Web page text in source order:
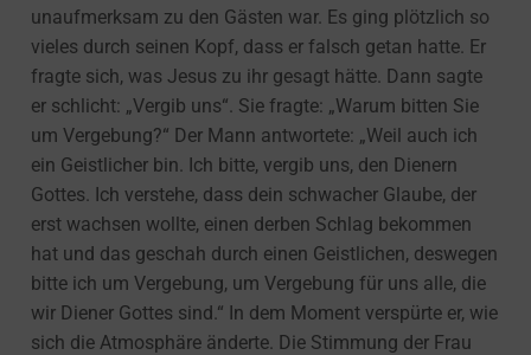
unaufmerksam zu den Gästen war. Es ging plötzlich so
vieles durch seinen Kopf, dass er falsch getan hatte. Er
fragte sich, was Jesus zu ihr gesagt hätte. Dann sagte
er schlicht: „Vergib uns“. Sie fragte: „Warum bitten Sie
um Vergebung?“ Der Mann antwortete: „Weil auch ich
ein Geistlicher bin. Ich bitte, vergib uns, den Dienern
Gottes. Ich verstehe, dass dein schwacher Glaube, der
erst wachsen wollte, einen derben Schlag bekommen
hat und das geschah durch einen Geistlichen, deswegen
bitte ich um Vergebung, um Vergebung für uns alle, die
wir Diener Gottes sind.“ In dem Moment verspürte er, wie
sich die Atmosphäre änderte. Die Stimmung der Frau